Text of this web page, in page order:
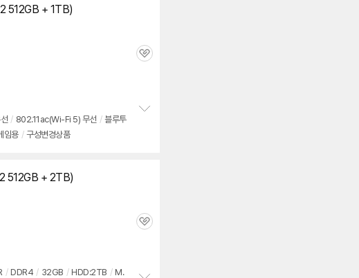
512GB + 1TB)
관
/ 802.11ac(Wi-Fi 5) 무선 / 블루투
임용 / 구성변경상품
512GB + 2TB)
관
/ DDR4 / 32GB / HDD:2TB / M.